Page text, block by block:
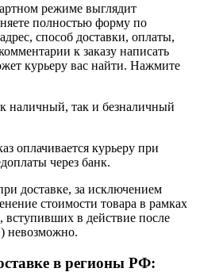
режиме выглядит
полностью форму по
способ доставки, оплаты,
к заказу написать
курьеру вас найти. Нажмите
наличный, так и безналичный
оплачивается курьеру при
через банк.
доставке, за исключением
стоимости товара в рамках
в действие после
невозможно.
в регионы РФ: